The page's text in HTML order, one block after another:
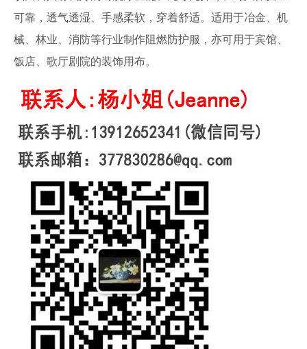
可靠，透气透湿、手感柔软，穿着舒适。适用于冶金、机
械、林业、消防等行业制作阻燃防护服，亦可用于宾馆、
饭店、歌厅剧院的装饰用布。